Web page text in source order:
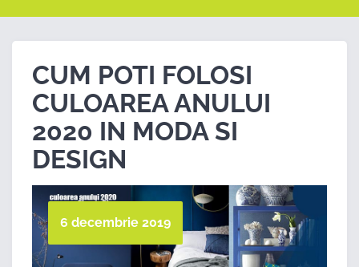
CUM POTI FOLOSI
CULOAREA ANULUI
2020 IN MODA SI
DESIGN
6 decembrie 2019